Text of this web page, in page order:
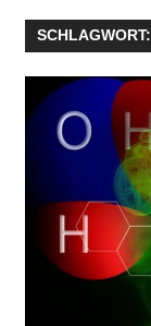
SCHLAGWORT: